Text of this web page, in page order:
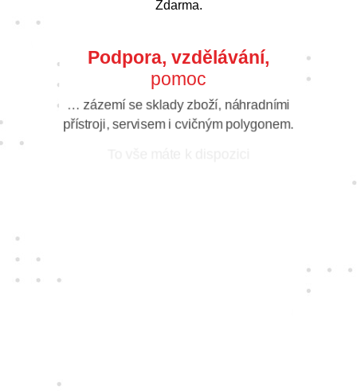
Zdarma.
Podpora, vzdělávání,
pomoc
… zázemí se sklady zboží, náhradními
přístroji, servisem i cvičným polygonem.